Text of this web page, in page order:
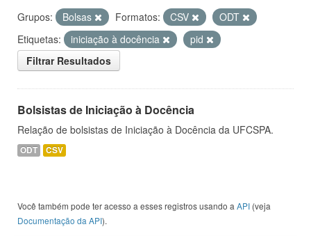
Grupos: Bolsas Formatos: CSV
ODT
Etiquetas:
iniciação à docência
pid
Filtrar Resultados
Bolsistas de Iniciação à Docência
Relação de bolsistas de Iniciação à Docência da UFCSPA.
ODT CSV
Você também pode ter acesso a esses registros usando a API (veja
Documentação da API).